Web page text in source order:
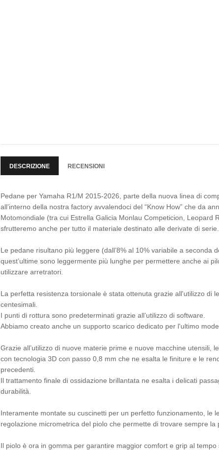
DESCRIZIONE RECENSIONI
Pedane per Yamaha R1/M 2015-2026, parte della nuova linea di
all’interno della nostra factory avvalendoci del “Know How” che da
Motomondiale (tra cui Estrella Galicia Monlau Competicion, Leopard
sfrutteremo anche per tutto il materiale destinato alle derivate di serie.
Le pedane risultano più leggere (dall’8% al 10% variabile a
quest’ultime sono leggermente più lunghe per permettere anche ai
utilizzare arretratori.
La perfetta resistenza torsionale è stata ottenuta grazie all'utilizzo di
centesimali.
I punti di rottura sono predeterminati grazie all’utilizzo di software.
Abbiamo creato anche un supporto scarico dedicato per l'ultimo
Grazie all’utilizzo di nuove materie prime e nuove macchine utensili,
con tecnologia 3D con passo 0,8 mm che ne esalta le finiture e le
precedenti.
Il trattamento finale di ossidazione brillantata ne esalta i delicati
durabilità.
Interamente montate su cuscinetti per un perfetto funzionamento, le
regolazione micrometrica del piolo che permette di trovare sempre la
Il piolo è ora in gomma per garantire maggior comfort e grip al tempo